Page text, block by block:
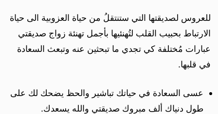
للعروس لصديقتها التي ستنتقلُ من حياة العزوبية الى حياة
الارتباط بحبيب القلب لتُهنئيها بأجمل تهنئة زواج صديقتي
عبارات مُختلفة كي تجدي ما تبحثين عنه وتبعث السعادة
في قلبها.
عسى السعادة في حياتك تباشير والحظ يضحك لك على
طول دنياك ألف مبروك صديقتي والله يسعدك.